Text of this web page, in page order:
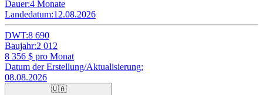
Dauer:4 Monate
Landedatum:12.08.2026
DWT:8 690
Baujahr:2 012
8 356 $ pro Monat
Datum der Erstellung/Aktualisierung:
08.08.2026
🇺🇦